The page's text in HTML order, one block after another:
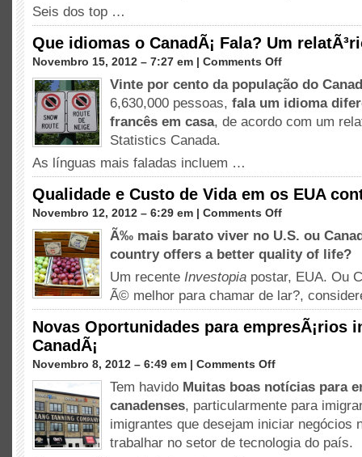
os
melhores
para
os
a
Seis dos top …
Que idiomas o CanadÃ¡ Fala? Um
Novembro 15, 2012 – 7:27 em | Comments Offem
idiomas
o
novo
censo
Vinte por cento da população do
6,630,000 pessoas, fala um idioma
francês em casa, de acordo com um
Statistics Canada.
As línguas mais faladas incluem …
Qualidade e Custo de Vida em os EUA
Novembro 12, 2012 – 6:29 em | Comments Offem
e
Custo
Vida
em
os
EUA
Ã‰ mais barato viver no U.S. ou
country offers a better quality of life?
Um recente Investopia postar, EUA. Ou
Ã© melhor para chamar de lar?,
Novas Oportunidades para empresÃ¡rios
CanadÃ¡
Novembro 8, 2012 – 6:49 em | Comments Offem
Oportunidades
para
empresÃ¡rios
imigrantes
no
Tem havido Muitas boas notícias para
canadenses, particularmente para
imigrantes que desejam iniciar negócios
trabalhar no setor de tecnologia do país.